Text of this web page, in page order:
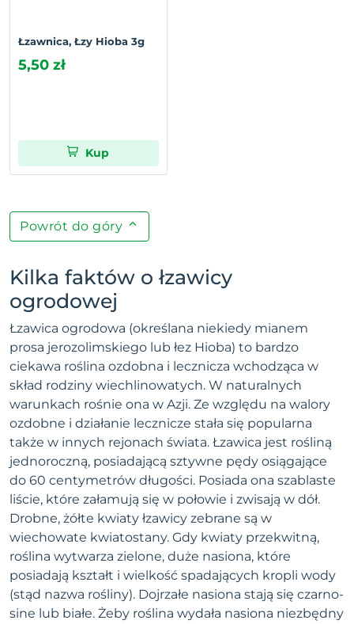
Łzawnica, Łzy Hioba 3g
5,50 zł
Kup
Powrót do góry
Kilka faktów o łzawicy
ogrodowej
Łzawica ogrodowa (określana niekiedy mianem
prosa jerozolimskiego lub łez Hioba) to bardzo
ciekawa roślina ozdobna i lecznicza wchodząca w
skład rodziny wiechlinowatych. W naturalnych
warunkach rośnie ona w Azji. Ze względu na walory
ozdobne i działanie lecznicze stała się popularna
także w innych rejonach świata. Łzawica jest rośliną
jednoroczną, posiadającą sztywne pędy osiągające
do 60 centymetrów długości. Posiada ona szablaste
liście, które załamują się w połowie i zwisają w dół.
Drobne, żółte kwiaty łzawicy zebrane są w
wiechowate kwiatostany. Gdy kwiaty przekwitną,
roślina wytwarza zielone, duże nasiona, które
posiadają kształt i wielkość spadających kropli wody
(stąd nazwa rośliny). Dojrzałe nasiona stają się czarno-
sine lub białe. Żeby roślina wydała nasiona niezbędny